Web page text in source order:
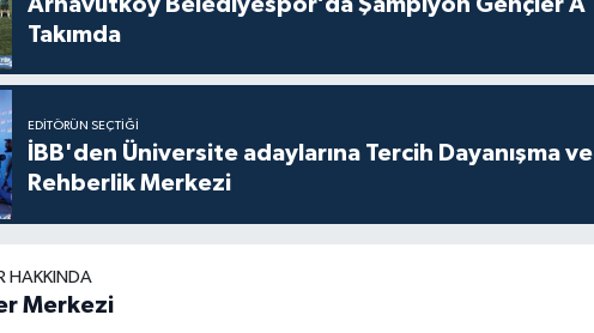
Arnavutköy Belediyespor’da Şampiyon Gençler A
Takımda
EDITÖRÜN SEÇTIĞI
İBB'den Üniversite adaylarına Tercih Dayanışma ve
Rehberlik Merkezi
HAKKINDA
Merkezi